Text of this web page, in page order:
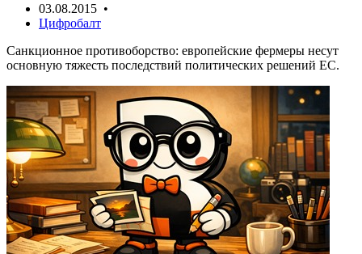
03.08.2015 •
Цифробалт
Санкционное противоборство: европейские фермеры несут
основную тяжесть последствий политических решений ЕС.